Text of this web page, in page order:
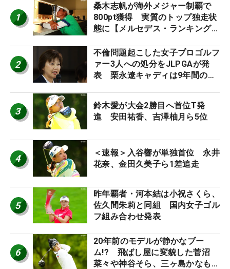
1
桑木志帆が海外メジャー制覇で
800pt獲得 実質のトップ独走状
態に【メルセデス・ランキング番
2
不倫問題起こした女子プロゴルフ
ァー3人への処分をJLPGAが発
表 栗永遼キャディは9年間の立
3
鈴木愛が大会2勝目へ首位T発
進 安田祐香、吉澤柚月ら5位
4
＜速報＞入谷響が単独首位 永井
花奈、金田久美子ら1差追走
5
昨年覇者・河本結は小祝さくら、
佐久間朱莉と同組 国内女子ゴル
フ組み合わせ発表
6
20年前のモデルが静かなブー
ム!? 飛ばし屋に変貌した菅沼
菜々や神谷そら、三ヶ島かなも使